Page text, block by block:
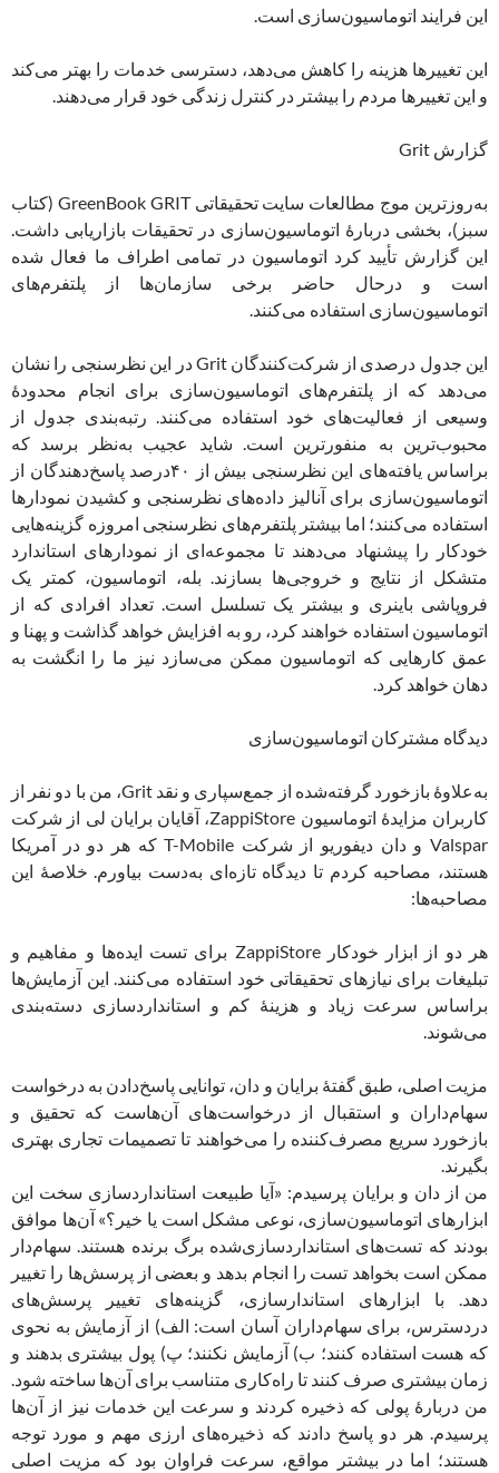
این فرایند اتوماسیون‌سازی است.
این تغییرها هزینه را کاهش می‌دهد، دسترسی خدمات را بهتر می‌کند
و این تغییرها مردم را بیشتر در کنترل زندگی خود قرار می‌دهند.
گزارش Grit
به‌روزترین موج مطالعات سایت تحقیقاتی GreenBook GRIT (کتاب
سبز)، بخشی دربارۀ اتوماسیون‌سازی در تحقیقات بازاریابی داشت.
این گزارش تأیید کرد اتوماسیون در تمامی اطراف ما فعال شده
است و درحال حاضر برخی سازمان‌ها از پلتفرم‌های
اتوماسیون‌سازی استفاده می‌کنند.
این جدول درصدی از شرکت‌‌کنندگان Grit در این نظرسنجی را نشان
می‌دهد که از پلتفرم‌های اتوماسیون‌سازی برای انجام محدودۀ
وسیعی از فعالیت‌های خود استفاده می‌کنند. رتبه‌‌بندی جدول از
محبوب‌ترین به منفورترین است. شاید عجیب به‌نظر برسد که
براساس یافته‌های این نظرسنجی بیش از ۴۰درصد پاسخ‌دهندگان از
اتوماسیون‌سازی برای آنالیز داده‌های نظرسنجی و کشیدن نمودارها
استفاده می‌کنند؛ اما بیشتر پلتفرم‌های نظرسنجی امروزه گزینه‌هایی
خودکار را پیشنهاد می‌دهند تا مجموعه‌ای از نمودارهای استاندارد
متشکل از نتایج و خروجی‌ها بسازند. بله، اتوماسیون، کمتر یک
فروپاشی باینری و بیشتر یک تسلسل است. تعداد افرادی که از
اتوماسیون استفاده خواهند کرد، رو به افزایش خواهد گذاشت و پهنا و
عمق کارهایی که اتوماسیون ممکن می‌سازد نیز ما را انگشت به
دهان خواهد کرد.
دیدگاه مشترکان اتوماسیون‌سازی
به‌علاوۀ بازخورد گرفته‌شده از جمع‌سپاری و نقد Grit، من با دو نفر از
کاربران مزایدۀ اتوماسیون ZappiStore، آقایان برایان لی از شرکت
Valspar و دان دیفوریو از شرکت T-Mobile که هر دو در آمریکا
هستند، مصاحبه کردم تا دیدگاه تازه‌ای به‌دست بیاورم. خلاصۀ این
مصاحبه‌ها:
هر دو از ابزار خودکار ZappiStore برای تست ایده‌ها و مفاهیم و
تبلیغات برای نیازهای تحقیقاتی خود استفاده می‌کنند. این آزمایش‌ها
براساس سرعت زیاد و هزینۀ کم و استانداردسازی دسته‌بندی
می‌شوند.
مزیت اصلی، طبق گفتۀ برایان و دان، توانایی پاسخ‌دادن به درخواست
سهام‌داران و استقبال از درخواست‌های آن‌هاست که تحقیق و
بازخورد سریع مصرف‌کننده را می‌خواهند تا تصمیمات تجاری بهتری
بگیرند.
من از دان و برایان پرسیدم: «آیا طبیعت استانداردسازی سخت این
ابزارهای اتوماسیون‌سازی، نوعی مشکل است یا خیر؟» آن‌ها موافق
بودند که تست‌های استانداردسازی‌‌شده برگ برنده هستند. سهام‌دار
ممکن است بخواهد تست را انجام بدهد و بعضی از پرسش‌ها را تغییر
دهد. با ابزارهای استاندارسازی، گزینه‌های تغییر پرسش‌های
دردسترس، برای سهام‌داران آسان است: الف) از آزمایش به نحوی
که هست استفاده کنند؛ ب) آزمایش نکنند؛ پ) پول بیشتری بدهند و
زمان بیشتری صرف کنند تا راه‌کاری متناسب برای ‌آن‌ها ساخته شود.
من دربارۀ پولی که ذخیره کردند و سرعت این خدمات نیز از آن‌ها
پرسیدم. هر دو پاسخ دادند که ذخیر‌ه‌های ارزی مهم و مورد توجه
هستند؛ اما در بیشتر مواقع، سرعت فراوان بود که مزیت اصلی